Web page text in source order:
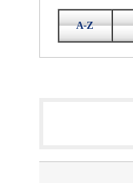
A-Z